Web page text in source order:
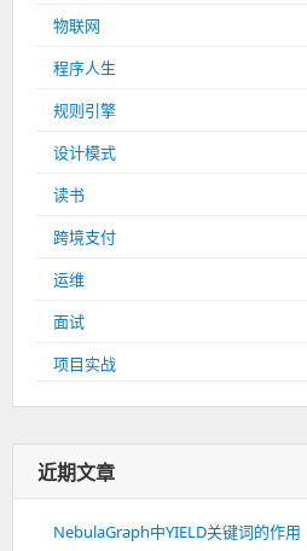
物联网
程序人生
规则引擎
设计模式
读书
跨境支付
运维
面试
项目实战
近期文章
NebulaGraph中YIELD关键词的作用